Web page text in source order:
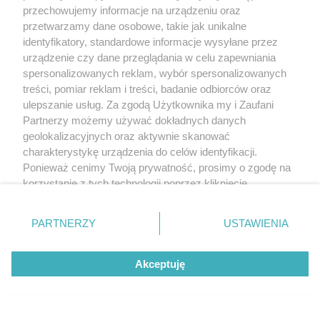
przechowujemy informacje na urządzeniu oraz
przetwarzamy dane osobowe, takie jak unikalne
identyfikatory, standardowe informacje wysyłane przez
urządzenie czy dane przeglądania w celu zapewniania
spersonalizowanych reklam, wybór spersonalizowanych
treści, pomiar reklam i treści, badanie odbiorców oraz
ulepszanie usług. Za zgodą Użytkownika my i Zaufani
Partnerzy możemy używać dokładnych danych
geolokalizacyjnych oraz aktywnie skanować
charakterystykę urządzenia do celów identyfikacji.
Ponieważ cenimy Twoją prywatność, prosimy o zgodę na
korzystanie z tych technologii poprzez kliknięcie
zmienić/wycofać klikając przycisk ustawień prywatności
znajdujący się w lewym dolnym rogu strony
rodzaje przetwarzania danych nie wymagają zgody
użytkownika, ale masz prawo sprzeciwić się takiemu
przetwarzaniu. Preferencje będą miały zastosowanie tylko
PARTNERZY USTAWIENIA
Akceptuję